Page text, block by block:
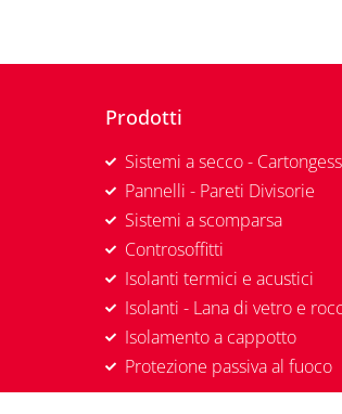
Prodotti
Sistemi a secco -
Pannelli - Pareti Divisorie
Sistemi a scomparsa
Controsoffitti
Isolanti termici e acustici
Isolanti - Lana di vetro e
Isolamento a cappotto
Protezione passiva al fuoco